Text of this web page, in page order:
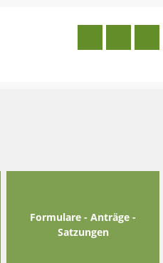
Formulare - Anträge -
Satzungen